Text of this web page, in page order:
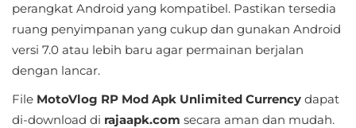
News
&
Magazines
perangkat Android yang kompatibel. Pastikan tersedia
ruang penyimpanan yang cukup dan gunakan Android
versi 7.0 atau lebih baru agar permainan berjalan
dengan lancar.
File MotoVlog RP Mod Apk Unlimited Currency dapat
di-download di rajaapk.com secara aman dan mudah.